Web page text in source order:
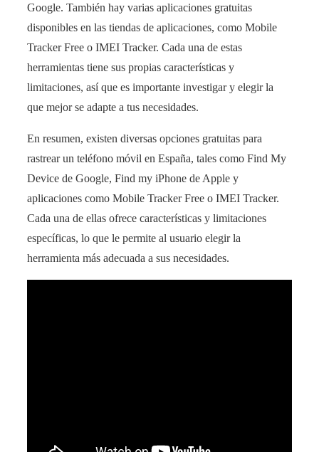
Google. También hay varias aplicaciones gratuitas
disponibles en las tiendas de aplicaciones, como Mobile
Tracker Free o IMEI Tracker. Cada una de estas
herramientas tiene sus propias características y
limitaciones, así que es importante investigar y elegir la
que mejor se adapte a tus necesidades.
En resumen, existen diversas opciones gratuitas para
rastrear un teléfono móvil en España, tales como Find My
Device de Google, Find my iPhone de Apple y
aplicaciones como Mobile Tracker Free o IMEI Tracker.
Cada una de ellas ofrece características y limitaciones
específicas, lo que le permite al usuario elegir la
herramienta más adecuada a sus necesidades.